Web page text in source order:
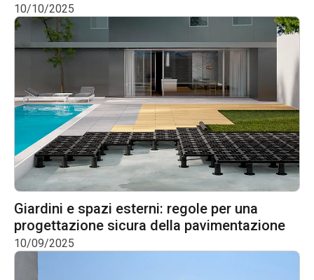
10/10/2025
Giardini e spazi esterni: regole per una
progettazione sicura della pavimentazione
10/09/2025